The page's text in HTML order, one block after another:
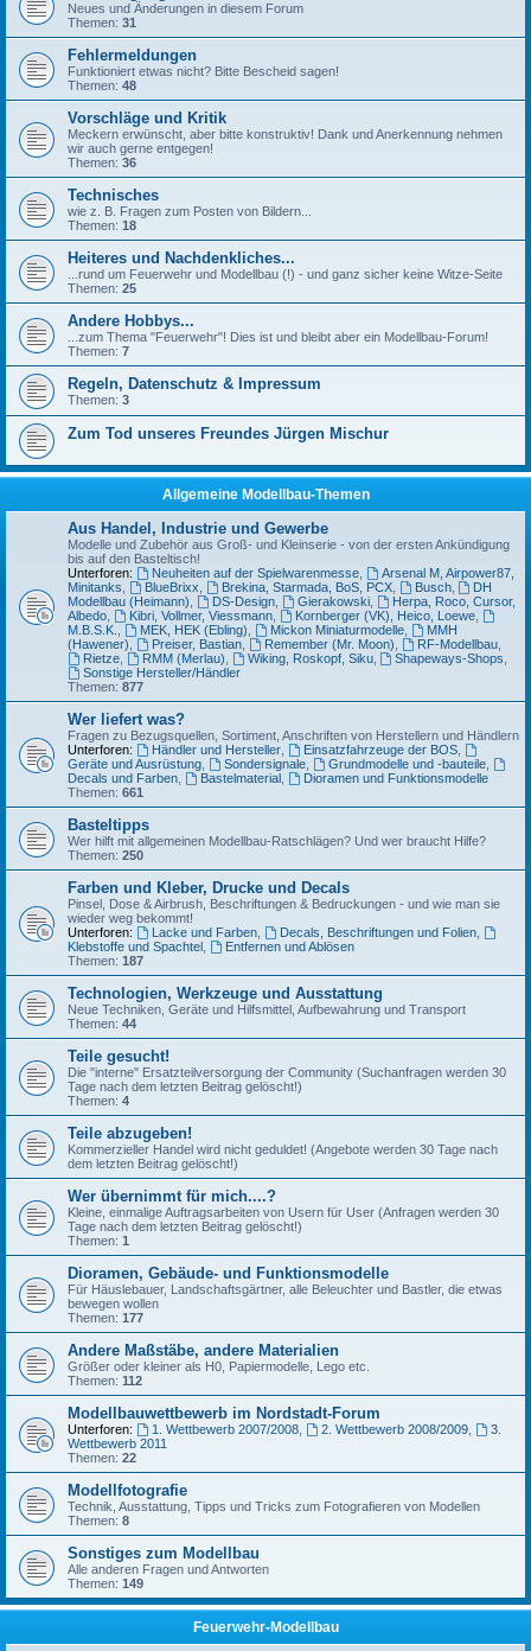
Neues und Änderungen in diesem Forum
Themen: 31
Fehlermeldungen
Funktioniert etwas nicht? Bitte Bescheid sagen!
Themen: 48
Vorschläge und Kritik
Meckern erwünscht, aber bitte konstruktiv! Dank und Anerkennung nehmen
wir auch gerne entgegen!
Themen: 36
Technisches
wie z. B. Fragen zum Posten von Bildern...
Themen: 18
Heiteres und Nachdenkliches...
...rund um Feuerwehr und Modellbau (!) - und ganz sicher keine Witze-Seite
Themen: 25
Andere Hobbys...
...zum Thema "Feuerwehr"! Dies ist und bleibt aber ein Modellbau-Forum!
Themen: 7
Regeln, Datenschutz & Impressum
Themen: 3
Zum Tod unseres Freundes Jürgen Mischur
Allgemeine Modellbau-Themen
Aus Handel, Industrie und Gewerbe
Modelle und Zubehör aus Groß- und Kleinserie - von der ersten Ankündigung
bis auf den Basteltisch!
Unterforen:
Neuheiten auf der Spielwarenmesse,
Arsenal M, Airpower87,
Minitanks
BlueBrixx Brekina, Starmada, BoS, PCX, Busch,
DH
Modellbau (Heimann)
DS-Design, Gierakowski,
Herpa, Roco, Cursor,
Albedo
Kibri, Vollmer, Viessmann, Kornberger (VK), Heico, Loewe,
M.B.S.K.
MEK, HEK (Ebling) Mickon Miniaturmodelle,
MMH
(Hawener)
Preiser, Bastian, Remember (Mr. Moon) RF-Modellbau,
Rietze, RMM (Merlau) Wiking, Roskopf, Siku, Shapeways-Shops
Sonstige Hersteller/Händler
Themen: 877
Wer liefert was?
Fragen zu Bezugsquellen, Sortiment, Anschriften von Herstellern und Händlern
Unterforen:
Händler und Hersteller, Einsatzfahrzeuge der BOS,
Geräte und Ausrüstung
Sondersignale, Grundmodelle und -bauteile,
Decals und Farben
Bastelmaterial,
Dioramen und Funktionsmodelle
Themen: 661
Basteltipps
Wer hilft mit allgemeinen Modellbau-Ratschlägen? Und wer braucht Hilfe?
Themen: 250
Farben und Kleber, Drucke und Decals
Pinsel, Dose & Airbrush, Beschriftungen & Bedruckungen - und wie man sie
wieder weg bekommt!
Unterforen:
Lacke und Farben, Decals, Beschriftungen und Folien,
Klebstoffe und Spachtel
Entfernen und Ablösen
Themen: 187
Technologien, Werkzeuge und Ausstattung
Neue Techniken, Geräte und Hilfsmittel, Aufbewahrung und Transport
Themen: 44
Teile gesucht!
Die "interne" Ersatzteilversorgung der Community (Suchanfragen werden 30
Tage nach dem letzten Beitrag gelöscht!)
Themen: 4
Teile abzugeben!
Kommerzieller Handel wird nicht geduldet! (Angebote werden 30 Tage nach
dem letzten Beitrag gelöscht!)
Wer übernimmt für mich....?
Kleine, einmalige Auftragsarbeiten von Usern für User (Anfragen werden 30
Tage nach dem letzten Beitrag gelöscht!)
Themen: 1
Dioramen, Gebäude- und Funktionsmodelle
Für Häuslebauer, Landschaftsgärtner, alle Beleuchter und Bastler, die etwas
bewegen wollen
Themen: 177
Andere Maßstäbe, andere Materialien
Größer oder kleiner als H0, Papiermodelle, Lego etc.
Themen: 112
Modellbauwettbewerb im Nordstadt-Forum
Unterforen: 1. Wettbewerb 2007/2008, 2. Wettbewerb 2008/2009,
3.
Wettbewerb 2011
Themen: 22
Modellfotografie
Technik, Ausstattung, Tipps und Tricks zum Fotografieren von Modellen
Themen: 8
Sonstiges zum Modellbau
Alle anderen Fragen und Antworten
Themen: 149
Feuerwehr-Modellbau